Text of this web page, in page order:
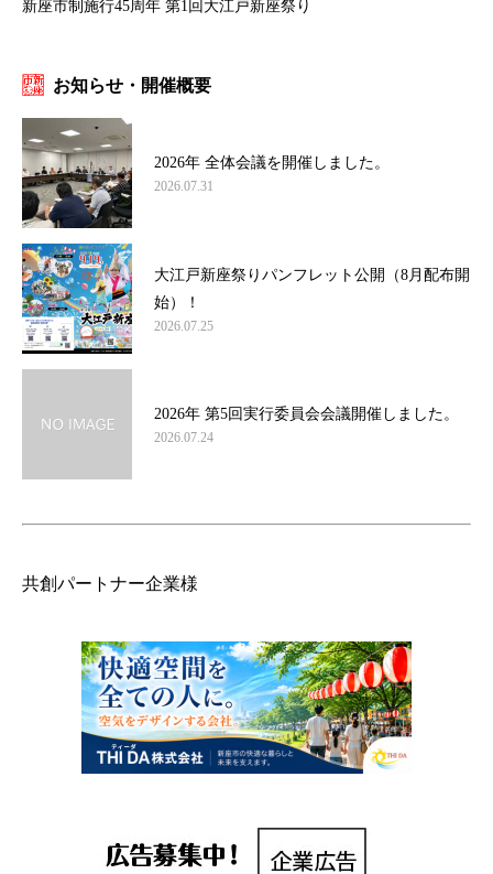
新座市制施行45周年 第1回大江戸新座祭り
お知らせ・開催概要
2026年 全体会議を開催しました。
2026.07.31
大江戸新座祭りパンフレット公開（8月配布開
始）！
2026.07.25
2026年 第5回実行委員会会議開催しました。
2026.07.24
共創パートナー企業様